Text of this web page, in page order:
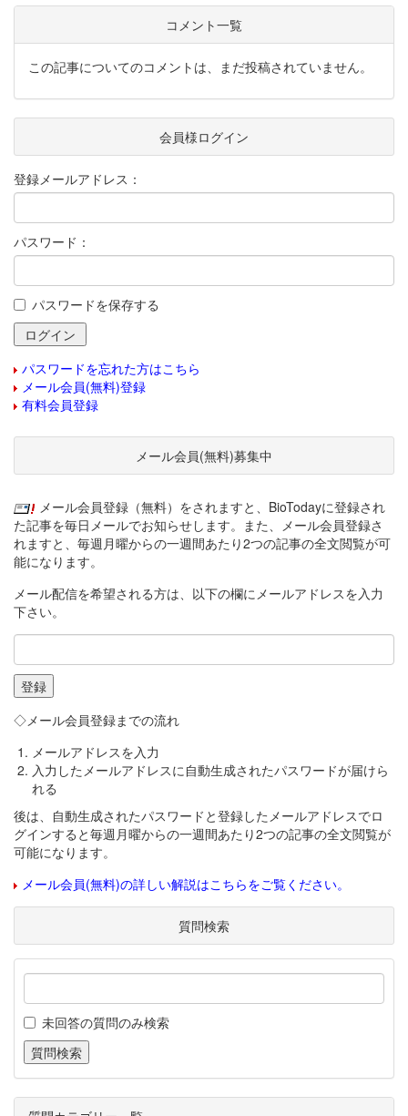
コメント一覧
この記事についてのコメントは、まだ投稿されていません。
会員様ログイン
登録メールアドレス：
パスワード：
パスワードを保存する
パスワードを忘れた方はこちら
メール会員(無料)登録
有料会員登録
メール会員(無料)募集中
メール会員登録（無料）をされますと、BioTodayに登録され
た記事を毎日メールでお知らせします。また、メール会員登録さ
れますと、毎週月曜からの一週間あたり2つの記事の全文閲覧が可
能になります。
メール配信を希望される方は、以下の欄にメールアドレスを入力
下さい。
◇メール会員登録までの流れ
メールアドレスを入力
入力したメールアドレスに自動生成されたパスワードが届けら
れる
後は、自動生成されたパスワードと登録したメールアドレスでロ
グインすると毎週月曜からの一週間あたり2つの記事の全文閲覧が
可能になります。
メール会員(無料)の詳しい解説はこちらをご覧ください。
質問検索
未回答の質問のみ検索